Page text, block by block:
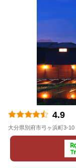
4.9
大分県別府市弓ヶ浜町3-10